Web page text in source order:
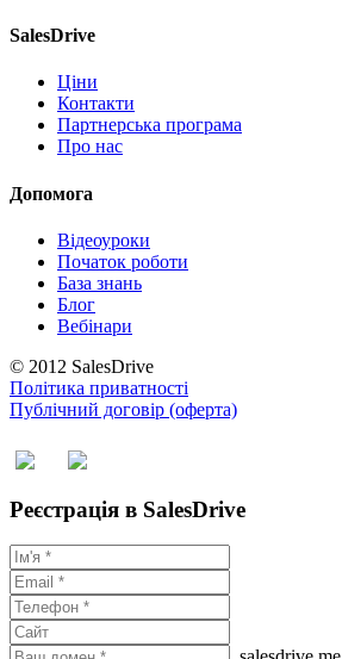
SalesDrive
Ціни
Контакти
Партнерська програма
Про нас
Допомога
Відеоуроки
Початок роботи
База знань
Блог
Вебінари
© 2012 SalesDrive
Політика приватності
Публічний договір (оферта)
Реєстрація в SalesDrive